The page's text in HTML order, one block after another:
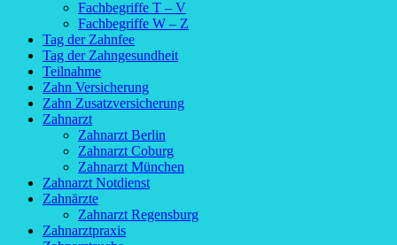
Fachbegriffe T – V
Fachbegriffe W – Z
Tag der Zahnfee
Tag der Zahngesundheit
Teilnahme
Zahn Versicherung
Zahn Zusatzversicherung
Zahnarzt
Zahnarzt Berlin
Zahnarzt Coburg
Zahnarzt München
Zahnarzt Notdienst
Zahnärzte
Zahnarzt Regensburg
Zahnarztpraxis